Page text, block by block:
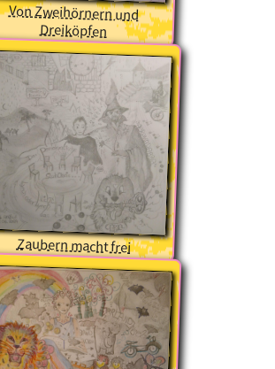
Von Zweihörnern und
Dreiköpfen
Zaubern macht frei